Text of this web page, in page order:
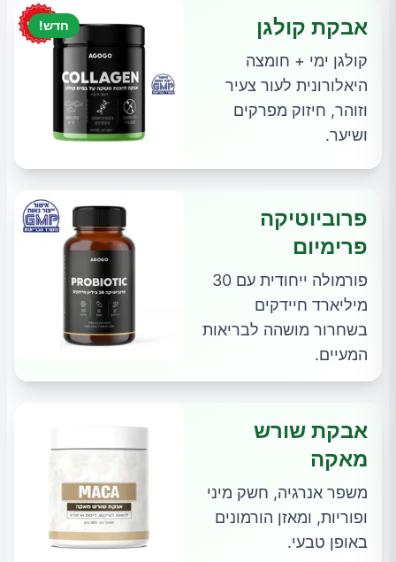
חדש! אבקת קולגן
קולגן ימי + חומצה
היאלורונית לעור צעיר
וזוהר, חיזוק מפרקים
ושיער.
פרוביוטיקה
פרימיום
פורמולה ייחודית עם 30
מיליארד חיידקים
בשחרור מושהה לבריאות
המעיים.
אבקת שורש
מאקה
משפר אנרגיה, חשק מיני
ופוריות, ומאזן הורמונים
באופן טבעי.